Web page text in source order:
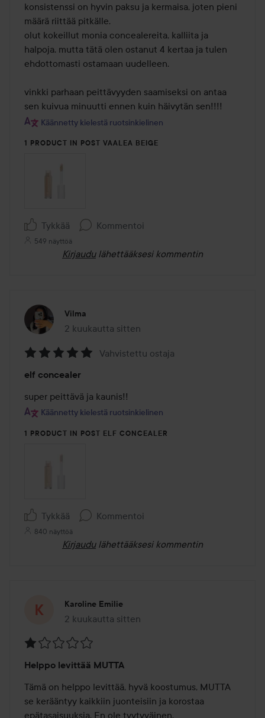
konsistenssi on hyvin paksu ja kermaisa, joten pieni
määrä riittää pitkälle.
olut kokeillut monia concealereita, kalliita ja
halpoja. mutta tätä olen ostanut 4 kertaa ja tulen
ehdottomasti ostamaan uudelleen.
vinkki parhaan peittävyyden saamiseksi on antaa
sen kuivua minuutti ennen kuin häivytän sen!!!!
Käännetty kielestä ruotsinkielinen
1 PRODUCT IN POST VAALEA BEIGE
Tykkää Kommentoi
549 näyttöä
Kirjaudu lähettääksesi kommentin
Vilma
2 kuukautta sitten
Viesti luotiin 2 kuukautta sitten
5
/
5
Vahvistettu ostaja
elf concealer
super peittävä ja kaunis!!
Käännetty kielestä ruotsinkielinen
1 PRODUCT IN POST ELF CONCEALER
Tykkää Kommentoi
840 näyttöä
Kirjaudu lähettääksesi kommentin
Karoline Emilie
2 kuukautta sitten
Viesti luotiin 2 kuukautta sitten
1
/
5
Helppo levittää MUTTA
Tämä on helppo levittää, hyvä koostumus, MUTTA
se kerääntyy kaikkiin juonteisiin ja korostaa
epätasaisuuksia. En ole tyytyväinen.